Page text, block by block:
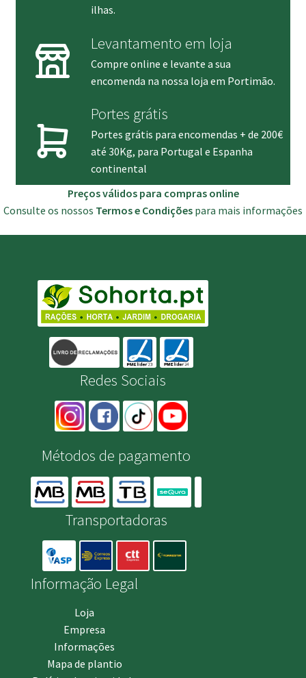
ilhas.
Levantamento em loja
Compre online e levante a sua
encomenda na nossa loja em Portimão.
Portes grátis
Portes grátis para encomendas + de 200€
até 30Kg, para Portugal e Espanha
continental
Preços válidos para compras online
Consulte os nossos Termos e Condições para mais informações
Redes Sociais
Métodos de pagamento
Transportadoras
Informação Legal
Loja
Empresa
Informações
Mapa de plantio